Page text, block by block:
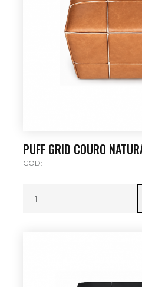
PUFF GRID COURO
COD: